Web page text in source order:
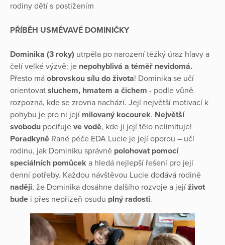
rodiny dětí s postižením
PŘÍBĚH USMĚVAVÉ DOMINIČKY
Dominika (3 roky) utrpěla po narození těžký úraz hlavy a
čelí velké výzvě: je nepohyblivá a téměř nevidomá.
Přesto má obrovskou sílu do života! Dominika se učí
orientovat sluchem, hmatem a čichem - podle vůně
rozpozná, kde se zrovna nachází. Její největší motivací k
pohybu je pro ni její milovaný kocourek. Největší
svobodu pociťuje ve vodě, kde ji její tělo nelimituje!
Poradkyně Rané péče EDA Lucie je její oporou – učí
rodinu, jak Dominiku správně polohovat pomocí
speciálních pomůcek a hledá nejlepší řešení pro její
denní potřeby. Každou návštěvou Lucie dodává rodině
naději, že Dominika dosáhne dalšího rozvoje a jejíživot
bude i přes nepřízeň osudu plný radosti.